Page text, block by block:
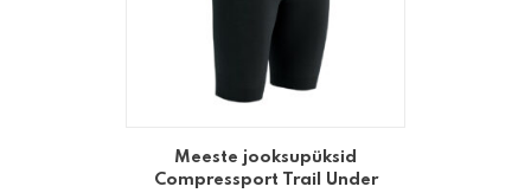
Meeste jooksupüksid
Compressport Trail Under